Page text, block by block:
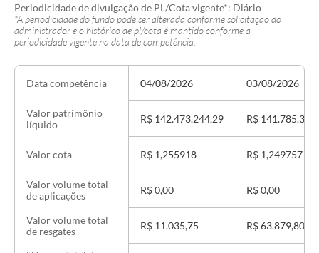
Periodicidade de divulgação de PL/Cota vigente*: Diário
*A periodicidade do fundo pode ser alterada conforme solicitação do
administrador e o histórico de pl/cota é mantido conforme a
periodicidade vigente na data de competência.
Data competência
Valor patrimônio
líquido
Valor cota
Valor volume total
de aplicações
Valor volume total
de resgates
04/08/2026
R$ 142.473.244,29
R$ 1,255918
R$ 0,00
R$ 11.035,75
03/08/2026
R$
R$ 1,249757
R$ 0,00
R$ 63.879,80